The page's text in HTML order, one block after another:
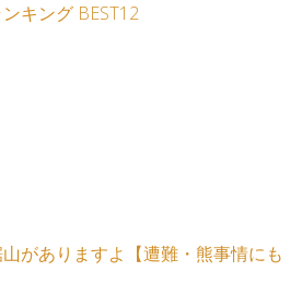
キング BEST12
がありますよ【遭難・熊事情にも